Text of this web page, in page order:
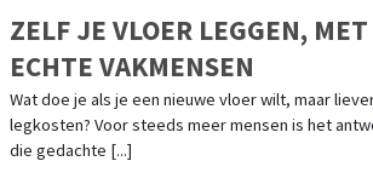
ZELF JE VLOER LEGGEN,
ECHTE VAKMENSEN
Wat doe je als je een nieuwe vloer wilt, maar
legkosten? Voor steeds meer mensen is het
die gedachte [...]